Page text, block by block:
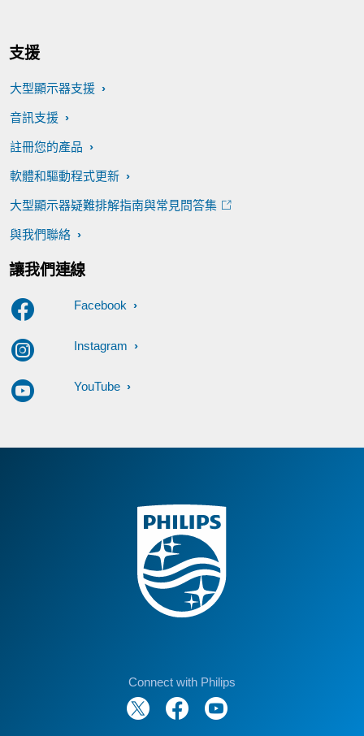
支援
大型顯示器支援
音訊支援
註冊您的產品
軟體和驅動程式更新
大型顯示器疑難排解指南與常見問答集
與我們聯絡
讓我們連線
Facebook
Instagram
YouTube
Connect with Philips